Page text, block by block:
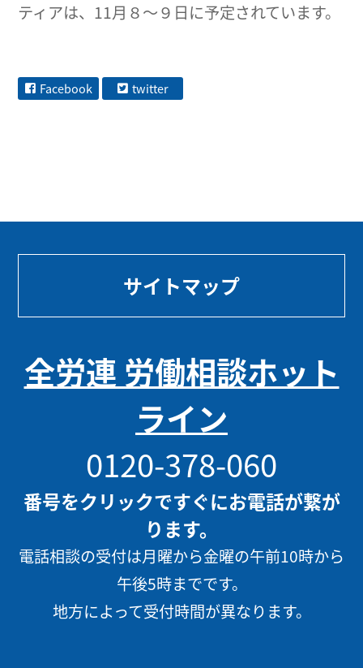
ティアは、11月８～９日に予定されています。
Facebook twitter
サイトマップ
全労連 労働相談ホット
ライン
0120-378-060
番号をクリックですぐにお電話が繋が
ります。
電話相談の受付は月曜から金曜の午前10時から
午後5時までです。
地方によって受付時間が異なります。